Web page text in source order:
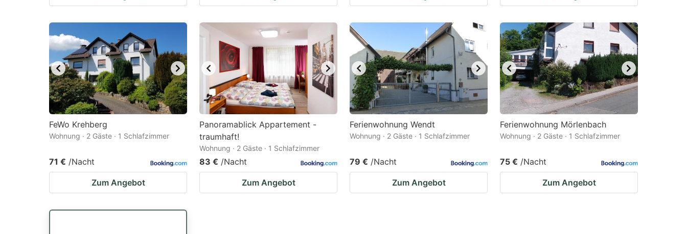
FeWo Krehberg
Wohnung · 2 Gäste · 1 Schlafzimmer
71 € /Nacht
Zum Angebot
Panoramablick Appartement -
traumhaft!
Wohnung · 2 Gäste · 1 Schlafzimmer
83 € /Nacht
Zum Angebot
Ferienwohnung Wendt
Wohnung · 2 Gäste · 1 Schlafzimmer
79 € /Nacht
Zum Angebot
Ferienwohnung Mörlenbach
Wohnung · 2 Gäste · 1 Schlafzimmer
75 € /Nacht
Zum Angebot